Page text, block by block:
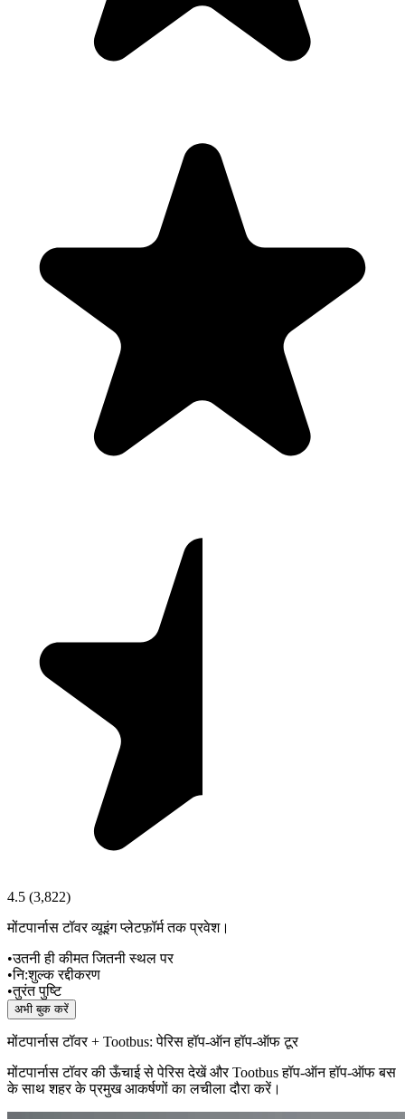
4.5 (3,822)
मोंटपार्नास टॉवर व्यूइंग प्लेटफ़ॉर्म तक प्रवेश।
•उतनी ही कीमत जितनी स्थल पर
•नि:शुल्क रद्दीकरण
•तुरंत पुष्टि
अभी बुक करें
मोंटपार्नास टॉवर + Tootbus: पेरिस हॉप‑ऑन हॉप‑ऑफ टूर
मोंटपार्नास टॉवर की ऊँचाई से पेरिस देखें और Tootbus हॉप‑ऑन हॉप‑ऑफ बस
के साथ शहर के प्रमुख आकर्षणों का लचीला दौरा करें।